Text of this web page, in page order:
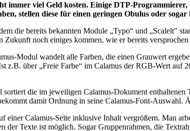
immer viel Geld kosten. Einige DTP-
stellen diese für einen geringen Obulus oder
die bereits bekannten Module „Typo“ und „Scalelt"
noch einiges kommen, wie er bereits versprochen
Modul wandelt alle Farben, die einen Grauwert
z.B. über „Freie Farbe“ im Calamus der RGB-Wert auf
die im jeweiligen Calamus-Dokument
damit Ordnung in seine Calamus-Font-
einer Calamus-Seite inklusive Inhalt vergrößern. Man
der Texte ist möglich. Sogar Gruppenrahmen, die